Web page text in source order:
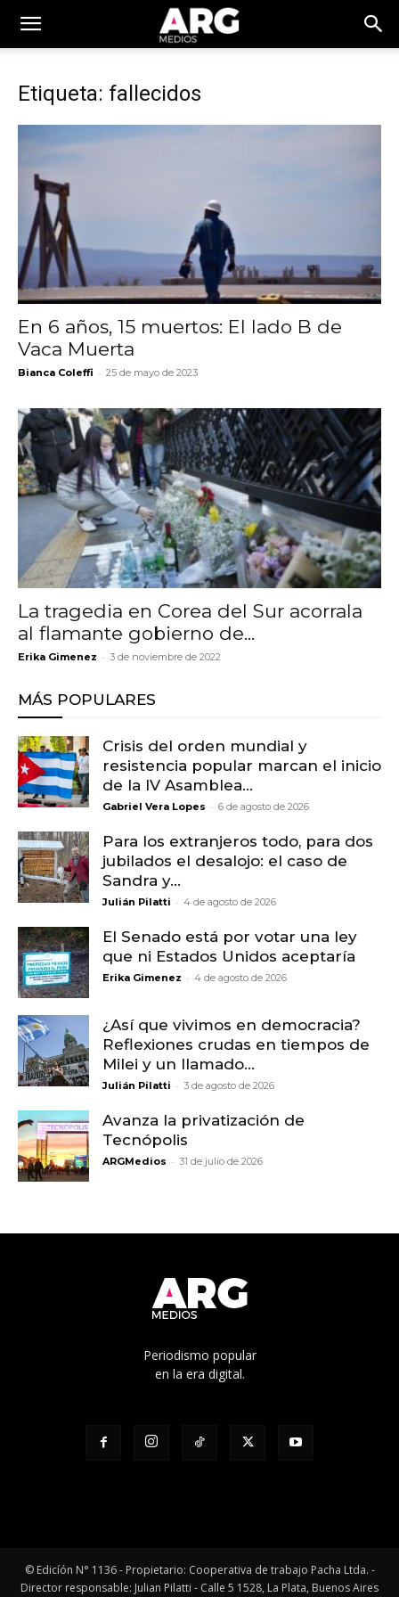
Etiqueta: fallecidos
En 6 años, 15 muertos: El lado B de
Vaca Muerta
Bianca Coleffi - 25 de mayo de 2023
La tragedia en Corea del Sur acorrala
al flamante gobierno de...
Erika Gimenez - 3 de noviembre de 2022
MÁS POPULARES
Crisis del orden mundial y
resistencia popular marcan el inicio
de la IV Asamblea...
Gabriel Vera Lopes - 6 de agosto de 2026
Para los extranjeros todo, para dos
jubilados el desalojo: el caso de
Sandra y...
Julián Pilatti - 4 de agosto de 2026
El Senado está por votar una ley
que ni Estados Unidos aceptaría
Erika Gimenez - 4 de agosto de 2026
¿Así que vivimos en democracia?
Reflexiones crudas en tiempos de
Milei y un llamado...
Julián Pilatti - 3 de agosto de 2026
Avanza la privatización de
Tecnópolis
ARGMedios - 31 de julio de 2026
Periodismo popular
en la era digital.
© Edicíón N° 1136 - Propietario: Cooperativa de trabajo Pacha Ltda. -
Director responsable: Julian Pilatti - Calle 5 1528, La Plata, Buenos Aires